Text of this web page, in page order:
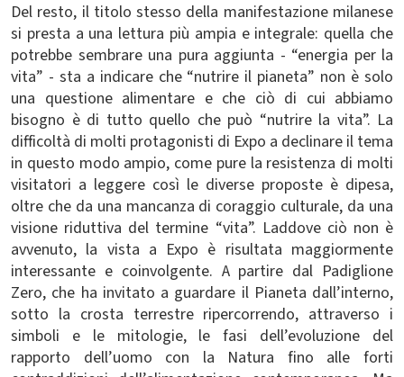
Del resto, il titolo stesso della manifestazione milanese
si presta a una lettura più ampia e integrale: quella che
potrebbe sembrare una pura aggiunta - “energia per la
vita” - sta a indicare che “nutrire il pianeta” non è solo
una questione alimentare e che ciò di cui abbiamo
bisogno è di tutto quello che può “nutrire la vita”. La
difficoltà di molti protagonisti di Expo a declinare il tema
in questo modo ampio, come pure la resistenza di molti
visitatori a leggere così le diverse proposte è dipesa,
oltre che da una mancanza di coraggio culturale, da una
visione riduttiva del termine “vita”. Laddove ciò non è
avvenuto, la vista a Expo è risultata maggiormente
interessante e coinvolgente. A partire dal Padiglione
Zero, che ha invitato a guardare il Pianeta dall’interno,
sotto la crosta terrestre ripercorrendo, attraverso i
simboli e le mitologie, le fasi dell’evoluzione del
rapporto dell’uomo con la Natura fino alle forti